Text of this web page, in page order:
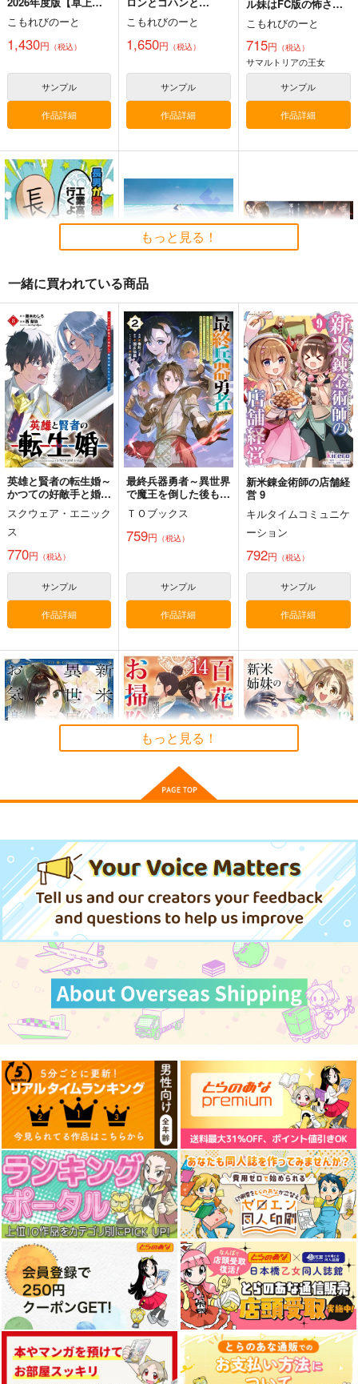
黒白のアヴェスター 1
神座万象・第十四機
関
2,178円
カート
藤ちょこ「星の記憶と
巡り合う」絵師100人
展 16 大阪展 前売り券
産経新聞社
1,300円（税込）
オリジナル
カート
森倉円「名前のない
星」絵師100人
展 16 大阪展 前売り券
産経新聞社
1,300円（税込）
オリジナル
カート
ver】
こもれびのーと
1,430円 （税込）
サンプル
作品詳細
私。-2025春夏秋冬-
こもれびのーと
1,650円 （税込）
サンプル
作品詳細
ル妹はFC版の怖さを
知らない-
こもれびのーと
715円 （税込）
サマルトリアの王女
サンプル
作品詳細
長男がいきなり「工業
高校に行くよ」と言い
出しまして
Zwei
550円（税込）
サンプル
作品詳細
HONEYMOON WITH
YUI
はじめまして。
2,547円（税込）
サンプル
作品詳細
錫婚の契り
APIS
2,200円（税込）
サンプル
作品詳細
婚活したら地獄だった
件 総集編
ポッポ焼き屋
2,178 （税込）
もっと見る！
一緒に買われている商品
英雄と賢者の転生婚～
かつての好敵手と婚約
して最強夫婦になりま
した～ 8
スクウェア・エニック
ス
770円 （税込）
サンプル
作品詳細
最終兵器勇者～異世界
で魔王を倒した後も大
人しくしていたのに、
いきなり処刑されそう
になったので反逆しま
す。国を捨ててスロー
すが、なんか成り行き
で新世界の魔王になり
そうです～
@COMIC 2
ＴＯブックス
759円 （税込）
サンプル
作品詳細
新米錬金術師の店舗経
営 9
キルタイムコミュニケ
ーション
792円 （税込）
サンプル
作品詳細
楽旅 異世界に落ちた
元アラフォー社畜は魔
女の弟子を名乗り第二
の人生を謳歌する 1
KADOKAWA
924円（税込）
サンプル
作品詳細
生した新米宮女、後宮
のお悩み解決しま
す。 14
KADOKAWA
1,705
サンプル
作品詳細
ん 12
KADOKAWA
924 （税込）
サンプル
作品詳細
神様と婚ぐ日に
一迅社
869円（税込）
サンプル
作品詳細
追放された期待外れ聖
女ですが、聖婚により
魔霊伯爵様に嫁ぐこと
になりました 2
ファンギルド
792円（税込）
サンプル
作品詳細
棺の花嫁 冥婚によ
り、二人は遠からず愛
を知る 1
彗星社
858 円（税込）
サンプル
作品詳細
もっと見る！